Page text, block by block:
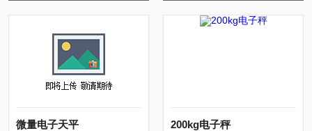
微量电子天平 200kg电子秤